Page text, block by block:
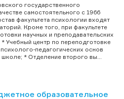
государственного
самостоятельного с 1966
факультета психологии входят
Кроме того, при факультете
научных и преподавательских
Учебный центр по переподготовке
педагогических основ
* Отделение второго вы...
образовательное